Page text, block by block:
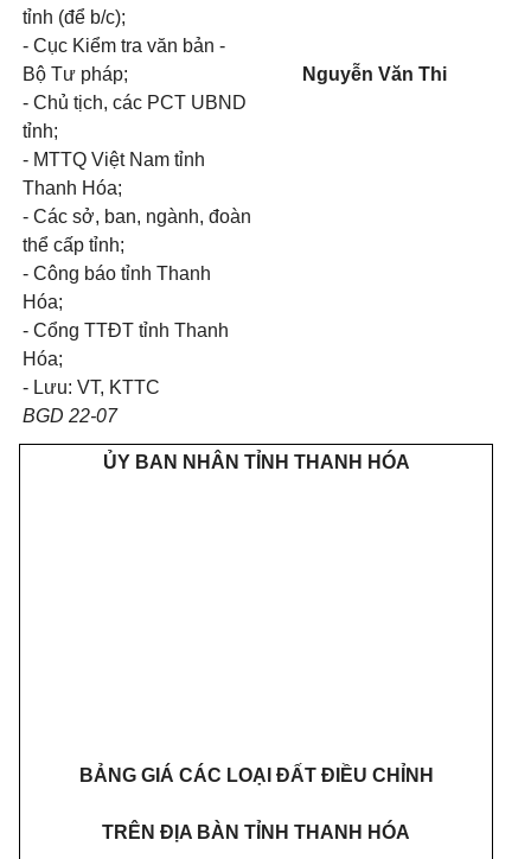
tỉnh (để b/c);
- Cục Kiểm tra văn bản -
Bộ Tư pháp;
- Chủ tịch, các PCT UBND
tỉnh;
- MTTQ Việt Nam tỉnh
Thanh Hóa;
- Các sở, ban, ngành, đoàn
thể cấp tỉnh;
- Công báo tỉnh Thanh
Hóa;
- Cổng TTĐT tỉnh Thanh
Hóa;
- Lưu: VT, KTTC
BGD 22-07
Nguyễn Văn Thi
ỦY BAN NHÂN TỈNH THANH HÓA
BẢNG GIÁ CÁC LOẠI ĐẤT ĐIỀU CHỈNH
TRÊN ĐỊA BÀN TỈNH THANH HÓA